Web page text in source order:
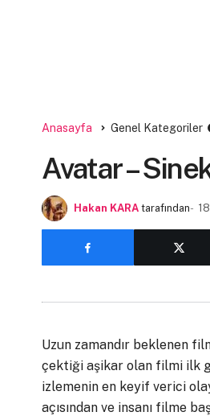
Anasayfa Genel Kategoriler
Avatar –
Hakan KARA tarafından
Uzun zamandır beklenen
çektiği aşikar olan filmi ilk
izlemenin en keyif verici
açısından ve insanı filme